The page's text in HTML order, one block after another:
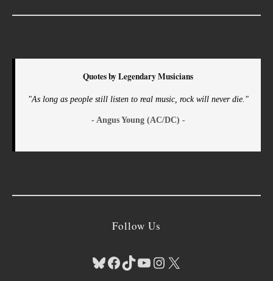
Quotes by Legendary Musicians
"As long as people still listen to real music, rock will never die."
- Angus Young (AC/DC) -
Follow Us